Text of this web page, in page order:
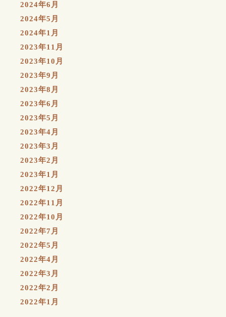
2024年6月
2024年5月
2024年1月
2023年11月
2023年10月
2023年9月
2023年8月
2023年6月
2023年5月
2023年4月
2023年3月
2023年2月
2023年1月
2022年12月
2022年11月
2022年10月
2022年7月
2022年5月
2022年4月
2022年3月
2022年2月
2022年1月